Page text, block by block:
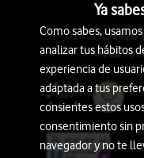
© 2026
Avda.
Ya
Como sabes,
analizar tus hábitos
experiencia de
adaptada a tus
consientes estos
consentimiento sin
navegador y no te